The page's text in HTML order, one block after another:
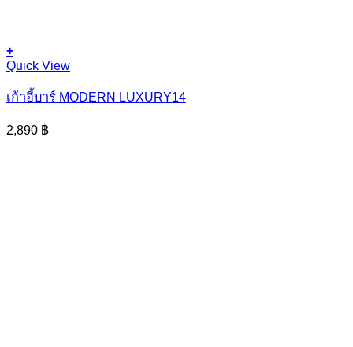
+
Quick View
เก้าอี้บาร์ MODERN LUXURY14
2,890 ฿